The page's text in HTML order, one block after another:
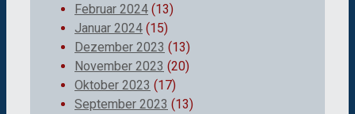
Februar 2024 (13)
Januar 2024 (15)
Dezember 2023 (13)
November 2023 (20)
Oktober 2023 (17)
September 2023 (13)